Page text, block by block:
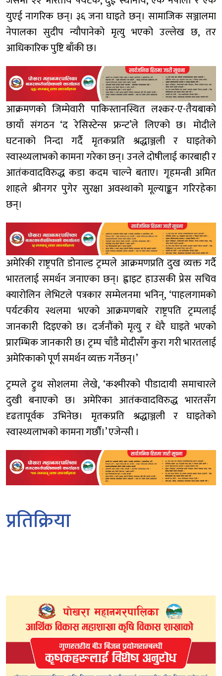
युएई नागरिक छन्। ३६ जना घाइते छन्। सामाजिक सञ्जालमा
नेपालका सुदीप न्यौपानेको मृत्यु भएको उल्लेख छ, तर
आधिकारिक पुष्टि बाँकी छ।
आक्रमणको जिम्मेवारी पाकिस्तानस्थित लश्कर-ए-तैयबाको
छायाँ संगठन ‘द रेसिस्टेन्स फ्रन्ट’ले लिएको छ। मोदीले
घटनाको निन्दा गर्दै मृतकप्रति श्रद्धाञ्जली र घाइतेको
स्वास्थ्यलाभको कामना गरेका छन्। उनले दोषीलाई कारबाही र
आतंकवादविरुद्ध कडा कदम चाल्ने बताए। गृहमन्त्री अमित
शाहले श्रीनगर पुगेर सुरक्षा अवस्थाको मूल्याङ्कन गरिरहेका
छन्।
अमेरिकी राष्ट्रपति डोनाल्ड ट्रम्पले आक्रमणप्रति दुख व्यक्त गर्दै
भारतलाई समर्थन जनाएका छन्। ह्वाइट हाउसकी प्रेस सचिव
क्यारोलिन लेभिटले पत्रकार सम्मेलनमा भनिन्, ‘पाहलगामको
पर्यटकीय स्थलमा भएको आक्रमणबारे राष्ट्रपति ट्रम्पलाई
जानकारी दिइएको छ। दर्जनौंको मृत्यु र धेरै घाइते भएको
प्रारम्भिक जानकारी छ। ट्रम्प चाँडै मोदीसँग कुरा गरी भारतलाई
अमेरिकाको पूर्ण समर्थन व्यक्त गर्नेछन्।’
ट्रम्पले ट्रुथ सोशलमा लेखे, ‘कश्मीरको पीडादायी समाचारले
दुखी बनाएको छ। अमेरिका आतंकवादविरुद्ध भारतसँग
दृढतापूर्वक उभिनेछ। मृतकप्रति श्रद्धाञ्जली र घाइतेको
स्वास्थ्यलाभको कामना गर्छौं।’ एजेन्सी ।
प्रतिक्रिया